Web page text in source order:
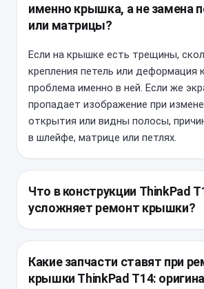
именно крышка, а не замена
или матрицы?
Если на крышке есть трещины,
крепления петель или деформация
проблема именно в ней. Если же
пропадает изображение при
открытия или видны полосы,
в шлейфе, матрице или петлях.
Что в конструкции ThinkPad
усложняет ремонт крышки?
Wi‑Fi, поэтому разборка требует
Какие запчасти ставят при
крышки ThinkPad T14: